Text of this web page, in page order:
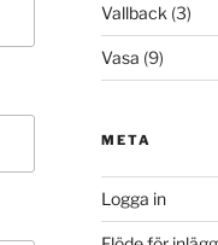
Vallback (3)
Vasa (9)
META
Logga in